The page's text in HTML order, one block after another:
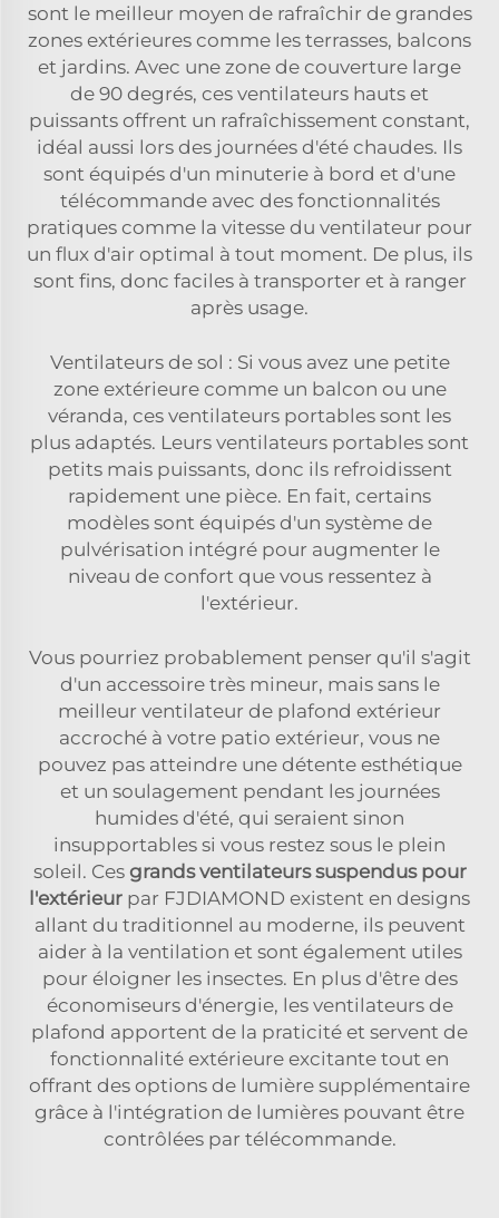
sont le meilleur moyen de rafraîchir de grandes
zones extérieures comme les terrasses, balcons
et jardins. Avec une zone de couverture large
de 90 degrés, ces ventilateurs hauts et
puissants offrent un rafraîchissement constant,
idéal aussi lors des journées d'été chaudes. Ils
sont équipés d'un minuterie à bord et d'une
télécommande avec des fonctionnalités
pratiques comme la vitesse du ventilateur pour
un flux d'air optimal à tout moment. De plus, ils
sont fins, donc faciles à transporter et à ranger
après usage.
Ventilateurs de sol : Si vous avez une petite
zone extérieure comme un balcon ou une
véranda, ces ventilateurs portables sont les
plus adaptés. Leurs ventilateurs portables sont
petits mais puissants, donc ils refroidissent
rapidement une pièce. En fait, certains
modèles sont équipés d'un système de
pulvérisation intégré pour augmenter le
niveau de confort que vous ressentez à
l'extérieur.
Vous pourriez probablement penser qu'il s'agit
d'un accessoire très mineur, mais sans le
meilleur ventilateur de plafond extérieur
accroché à votre patio extérieur, vous ne
pouvez pas atteindre une détente esthétique
et un soulagement pendant les journées
humides d'été, qui seraient sinon
insupportables si vous restez sous le plein
soleil. Ces grands ventilateurs suspendus pour
l'extérieur par FJDIAMOND existent en designs
allant du traditionnel au moderne, ils peuvent
aider à la ventilation et sont également utiles
pour éloigner les insectes. En plus d'être des
économiseurs d'énergie, les ventilateurs de
plafond apportent de la praticité et servent de
fonctionnalité extérieure excitante tout en
offrant des options de lumière supplémentaire
grâce à l'intégration de lumières pouvant être
contrôlées par télécommande.